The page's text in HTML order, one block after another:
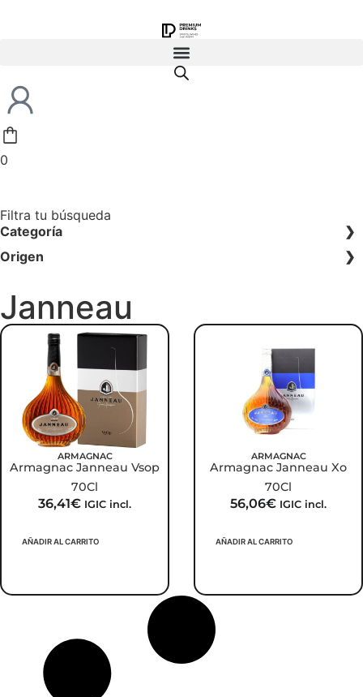
0
Filtra tu búsqueda
Categoría
Origen
Janneau
ARMAGNAC
Armagnac Janneau Vsop
70Cl
36,41€ IGIC incl.
AÑADIR AL CARRITO
ARMAGNAC
Armagnac Janneau Xo
70Cl
56,06€ IGIC incl.
AÑADIR AL CARRITO